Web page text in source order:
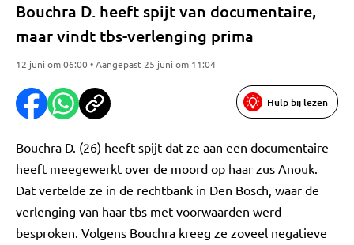
Bouchra D. heeft spijt van documentaire,
maar vindt tbs-verlenging prima
12 juni om 06:00 • Aangepast 25 juni om 11:04
Hulp bij lezen
Bouchra D. (26) heeft spijt dat ze aan een documentaire
heeft meegewerkt over de moord op haar zus Anouk.
Dat vertelde ze in de rechtbank in Den Bosch, waar de
verlenging van haar tbs met voorwaarden werd
besproken. Volgens Bouchra kreeg ze zoveel negatieve